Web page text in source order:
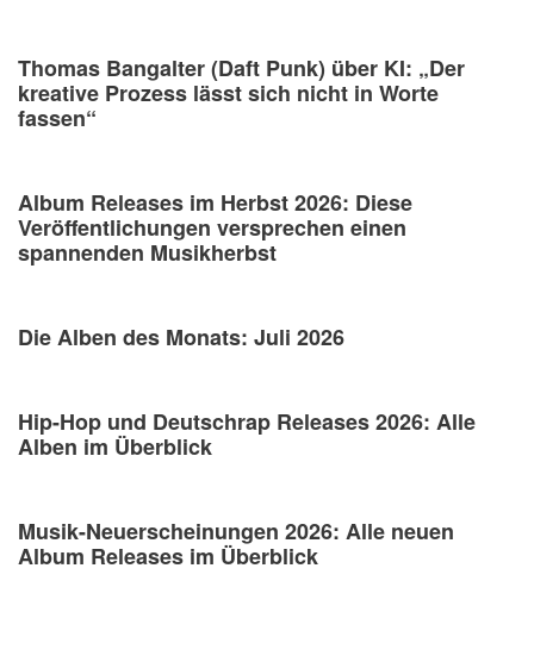
Thomas Bangalter (Daft Punk) über KI: „Der
kreative Prozess lässt sich nicht in Worte
fassen“
Album Releases im Herbst 2026: Diese
Veröffentlichungen versprechen einen
spannenden Musikherbst
Die Alben des Monats: Juli 2026
Hip-Hop und Deutschrap Releases 2026: Alle
Alben im Überblick
Musik-Neuerscheinungen 2026: Alle neuen
Album Releases im Überblick